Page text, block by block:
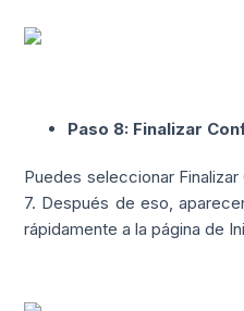
Paso 8: Finalizar
Puedes seleccionar
7. Después de eso,
rápidamente a la página de